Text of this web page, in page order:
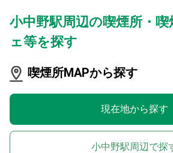
小中野駅周辺の喫煙所・
ェ等を探す
喫煙所MAPから探す
現在地から探す
小中野駅周辺で探